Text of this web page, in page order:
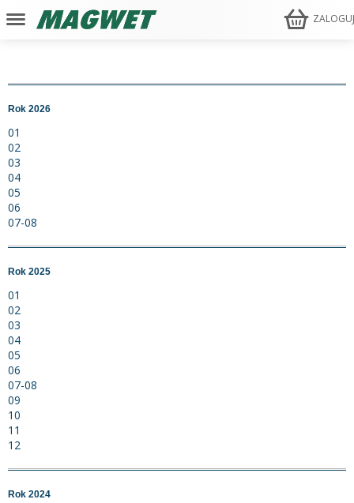
Rok 2026
01
02
03
04
05
06
07-08
Rok 2025
01
02
03
04
05
06
07-08
09
10
11
12
Rok 2024